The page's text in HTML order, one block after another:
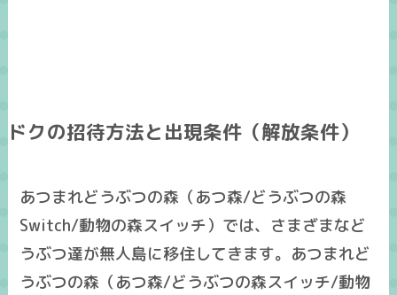
ドクの招待方法と出現条件（解放条件）
あつまれどうぶつの森（あつ森/どうぶつの森
Switch/動物の森スイッチ）では、さまざまなど
うぶつ達が無人島に移住してきます。あつまれど
うぶつの森（あつ森/どうぶつの森スイッチ/動物